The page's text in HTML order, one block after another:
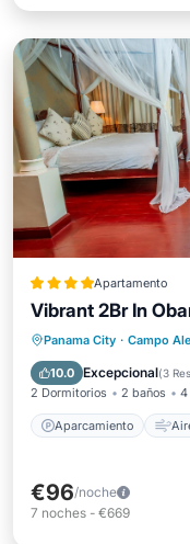
Apartamento
Vibrant 2Br In
Panama City · Campo
10.0 Excepcional(3
2 Dormitorios 2 baños 4
Aparcamiento
Internet
€96/noche
7 noches - €669